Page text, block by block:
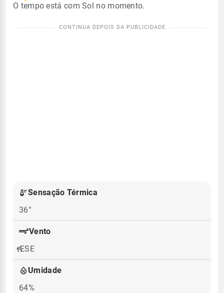
O tempo está com Sol no momento.
Sensação Térmica
36°
Vento
ESE
Umidade
64%